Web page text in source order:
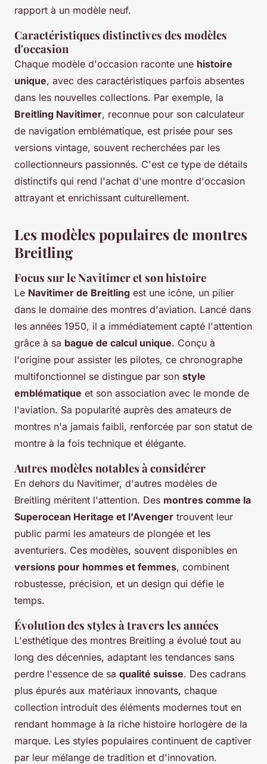
rapport à un modèle neuf.
Caractéristiques distinctives des modèles
d'occasion
Chaque modèle d'occasion raconte une histoire
unique, avec des caractéristiques parfois absentes
dans les nouvelles collections. Par exemple, la
Breitling Navitimer, reconnue pour son calculateur
de navigation emblématique, est prisée pour ses
versions vintage, souvent recherchées par les
collectionneurs passionnés. C'est ce type de détails
distinctifs qui rend l'achat d'une montre d'occasion
attrayant et enrichissant culturellement.
Les modèles populaires de montres
Breitling
Focus sur le Navitimer et son histoire
Le Navitimer de Breitling est une icône, un pilier
dans le domaine des montres d'aviation. Lancé dans
les années 1950, il a immédiatement capté l'attention
grâce à sa bague de calcul unique. Conçu à
l'origine pour assister les pilotes, ce chronographe
multifonctionnel se distingue par son style
emblématique et son association avec le monde de
l'aviation. Sa popularité auprès des amateurs de
montres n'a jamais faibli, renforcée par son statut de
montre à la fois technique et élégante.
Autres modèles notables à considérer
En dehors du Navitimer, d'autres modèles de
Breitling méritent l'attention. Des montres comme la
Superocean Heritage et l'Avenger trouvent leur
public parmi les amateurs de plongée et les
aventuriers. Ces modèles, souvent disponibles en
versions pour hommes et femmes, combinent
robustesse, précision, et un design qui défie le
temps.
Évolution des styles à travers les années
L'esthétique des montres Breitling a évolué tout au
long des décennies, adaptant les tendances sans
perdre l'essence de sa qualité suisse. Des cadrans
plus épurés aux matériaux innovants, chaque
collection introduit des éléments modernes tout en
rendant hommage à la riche histoire horlogère de la
marque. Les styles populaires continuent de captiver
par leur mélange de tradition et d'innovation.